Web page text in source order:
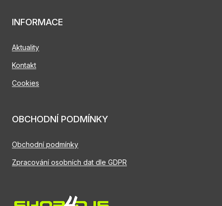
INFORMACE
Aktuality
Kontakt
Cookies
OBCHODNÍ PODMÍNKY
Obchodní podmínky
Zpracování osobních dat dle GDPR